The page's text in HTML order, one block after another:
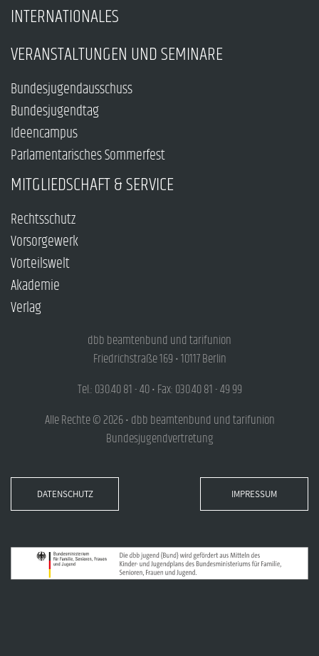
INTERNATIONALES
VERANSTALTUNGEN UND SEMINARE
Bundesjugendausschuss
Bundesjugendtag
Ideencampus
Parlamentarisches Sommerfest
MITGLIEDSCHAFT & SERVICE
Rechtsschutz
Vorsorgewerk
Vorteilswelt
Akademie
Verlag
dbb beamtenbund und tarifunion
Friedrichstraße 169 • 10117 Berlin
Tel.: 030.40 81 - 40 • Fax: 030.40 81 - 49 99
Alle Rechte © 2026 • dbb beamtenbund und tarifunion
Bundesjugendvertretung
DATENSCHUTZ IMPRESSUM